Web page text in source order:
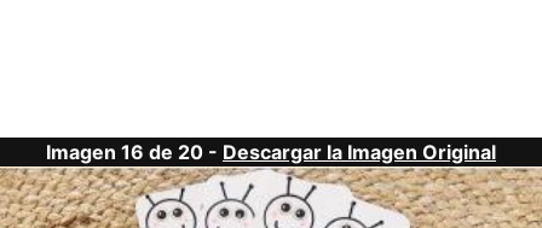
Imagen 16 de 20 - Descargar la Imagen Original